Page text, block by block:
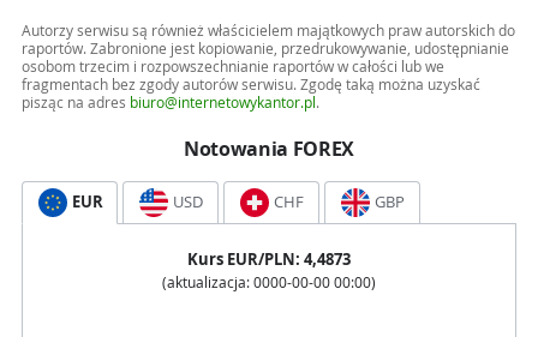
Autorzy serwisu są również właścicielem majątkowych praw autorskich do
raportów. Zabronione jest kopiowanie, przedrukowywanie, udostępnianie
osobom trzecim i rozpowszechnianie raportów w całości lub we
fragmentach bez zgody autorów serwisu. Zgodę taką można uzyskać
pisząc na adres biuro@internetowykantor.pl .
Notowania FOREX
EUR USD CHF GBP
Kurs EUR/PLN: 4,4873
(aktualizacja: 0000-00-00 00:00)